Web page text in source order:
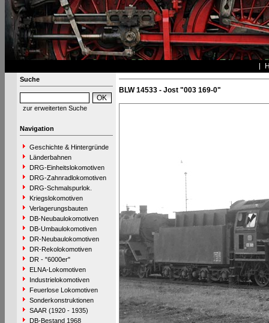
Suche
zur erweiterten Suche
Navigation
Geschichte & Hintergründe
Länderbahnen
DRG-Einheitslokomotiven
DRG-Zahnradlokomotiven
DRG-Schmalspurlok.
Kriegslokomotiven
Verlagerungsbauten
DB-Neubaulokomotiven
DB-Umbaulokomotiven
DR-Neubaulokomotiven
DR-Rekolokomotiven
DR - "6000er"
ELNA-Lokomotiven
Industrielokomotiven
Feuerlose Lokomotiven
Sonderkonstruktionen
SAAR (1920 - 1935)
DB-Bestand 1968
BLW 14533 - Jost "003 169-0"